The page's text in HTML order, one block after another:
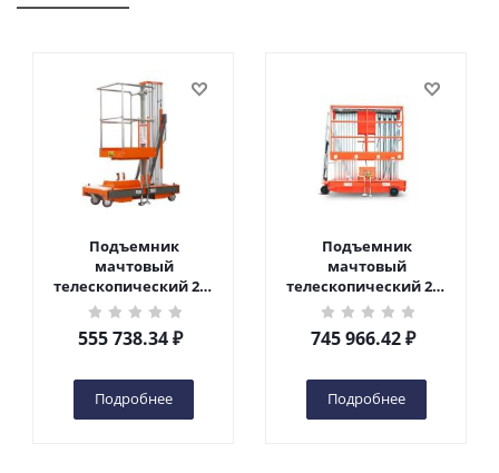
Подъемник
мачтовый
телескопический 200
кг 6 м TOR GTWY6-200S
DC 2-мачтовый
(автономный) (G) в
555 738.34₽
Подробнее
Подъемник
мачтовый
телескопический 200
кг 10 м TOR GTWY10-
200S DC 2-мачтовый
(автономный) (N) в
745 966.42₽
Подробнее